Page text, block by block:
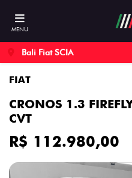
MENU
Bali Fiat SCIA
FIAT
CRONOS 1.3
CVT
R$ 112.980,00